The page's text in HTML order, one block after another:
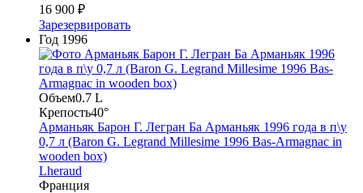
16 900 ₽
Зарезервировать
Год 1996
Объем0.7 L
Крепость40°
Арманьяк Барон Г. Легран Ба Арманьяк 1996 года в п\у
0,7 л (Baron G. Legrand Millesime 1996 Bas-Armagnac in
wooden box)
Lheraud
Франция